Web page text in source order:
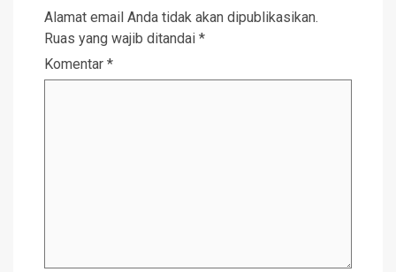
Alamat email Anda tidak akan dipublikasikan.
Ruas yang wajib ditandai *
Komentar *